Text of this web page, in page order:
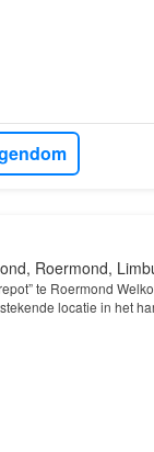
Roermond,
te Roermond
locatie in het